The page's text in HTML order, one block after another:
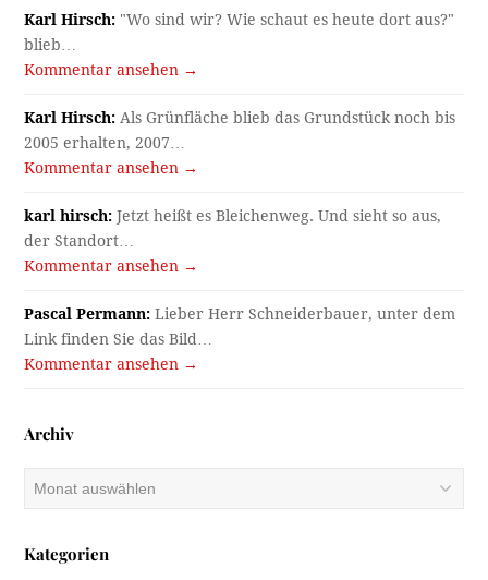
Karl Hirsch: "Wo sind wir? Wie schaut es heute dort aus?"
blieb…
Kommentar ansehen →
Karl Hirsch: Als Grünfläche blieb das Grundstück noch bis
2005 erhalten, 2007…
Kommentar ansehen →
karl hirsch: Jetzt heißt es Bleichenweg. Und sieht so aus,
der Standort…
Kommentar ansehen →
Pascal Permann: Lieber Herr Schneiderbauer, unter dem
Link finden Sie das Bild…
Kommentar ansehen →
Archiv
Archiv
Kategorien